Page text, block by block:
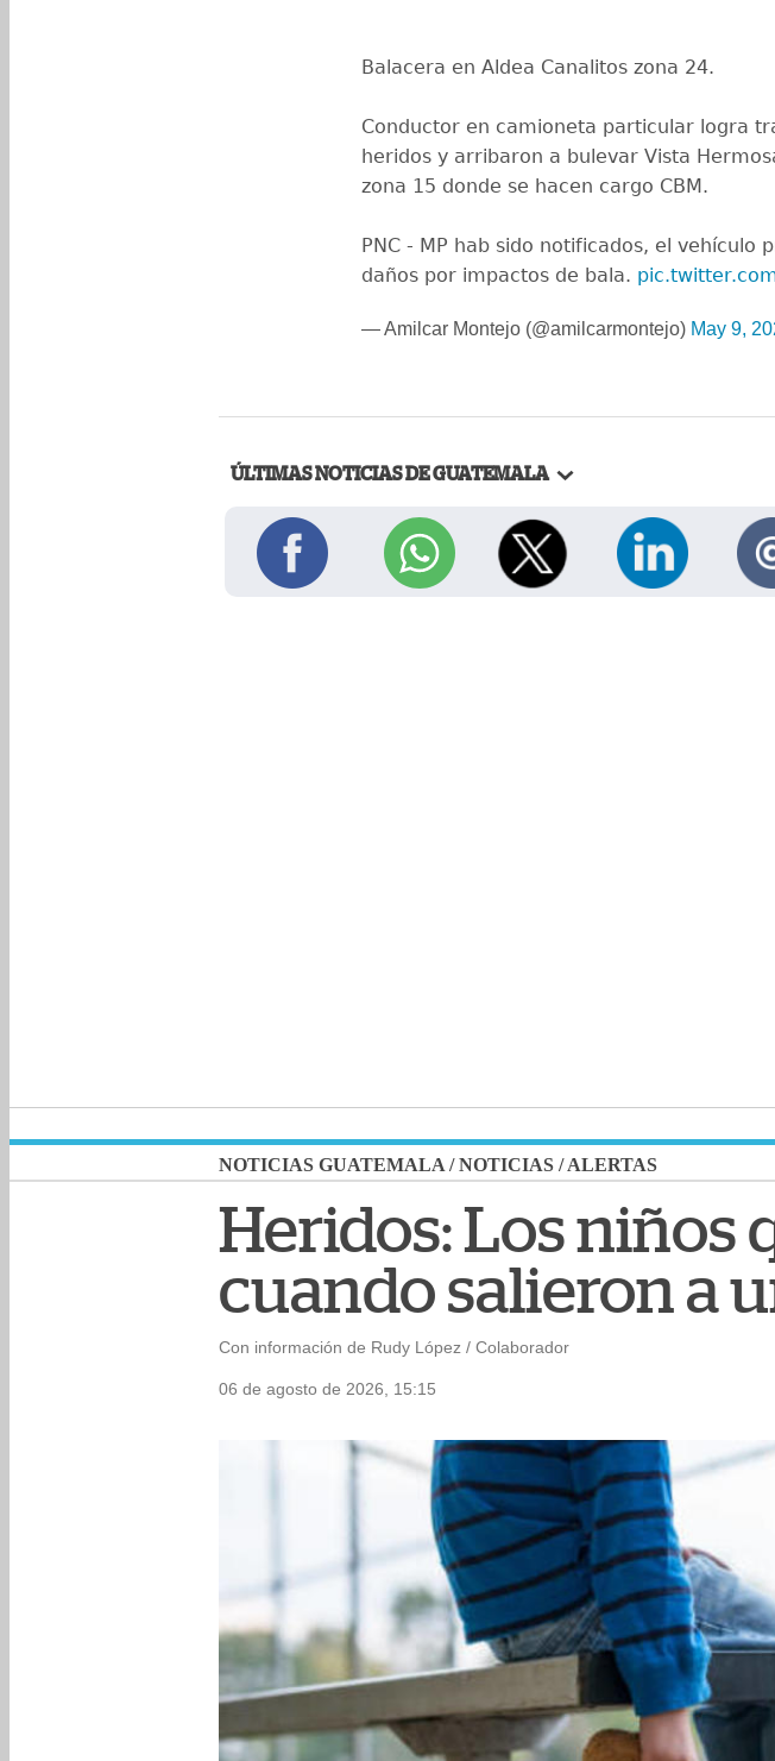
Balacera en Aldea Canalitos zona 24.
Conductor en camioneta particular logra
heridos y arribaron a bulevar Vista
zona 15 donde se hacen cargo CBM.
PNC - MP hab sido notificados, el vehículo
daños por impactos de bala.
— Amilcar Montejo (@amilcarmontejo) May 9,
ÚLTIMAS NOTICIAS DE GUATEMALA
NOTICIAS GUATEMALA /NOTICIAS /ALERTAS
Heridos: Los niños
cuando salieron a
Con información de Rudy López / Colaborador
06 de agosto de 2026, 15:15